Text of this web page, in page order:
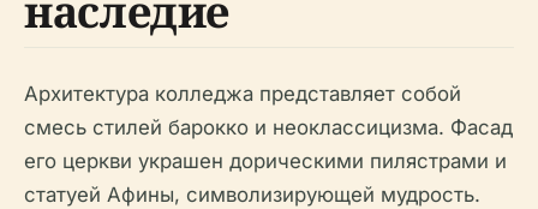
Архитектура колледжа представляет собой
смесь стилей барокко и неоклассицизма. Фасад
его церкви украшен дорическими пилястрами и
статуей Афины, символизирующей мудрость.